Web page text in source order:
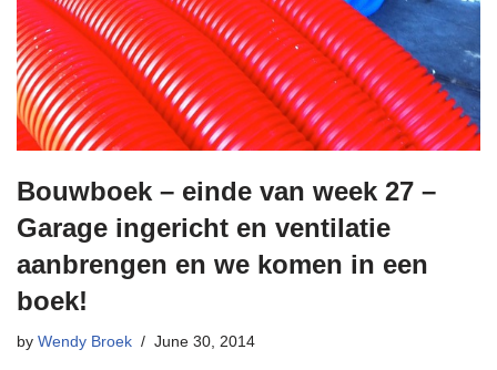
Bouwboek – einde van week 27 –
Garage ingericht en ventilatie
aanbrengen en we komen in een
boek!
by Wendy Broek June 30, 2014